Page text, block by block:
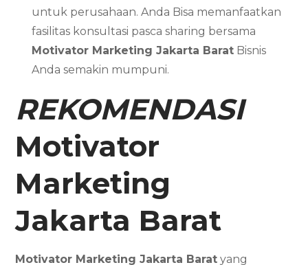
untuk perusahaan. Anda Bisa memanfaatkan
fasilitas konsultasi pasca sharing bersama
Motivator Marketing Jakarta Barat Bisnis
Anda semakin mumpuni.
REKOMENDASI
Motivator
Marketing
Jakarta Barat
Motivator MarketingJakarta Barat yang